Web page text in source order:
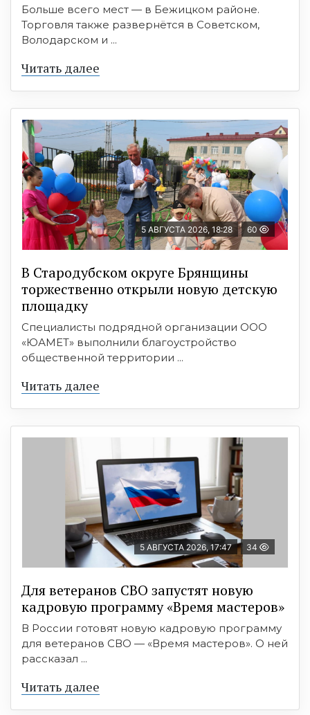
Больше всего мест — в Бежицком районе.
Торговля также развернётся в Советском,
Володарском и ...
Читать далее
5 АВГУСТА 2026, 18:28 60
В Стародубском округе Брянщины
торжественно открыли новую детскую
площадку
Специалисты подрядной организации ООО
«ЮАМЕТ» выполнили благоустройство
общественной территории ...
Читать далее
5 АВГУСТА 2026, 17:47 34
Для ветеранов СВО запустят новую
кадровую программу «Время мастеров»
В России готовят новую кадровую программу
для ветеранов СВО — «Время мастеров». О ней
рассказал ...
Читать далее